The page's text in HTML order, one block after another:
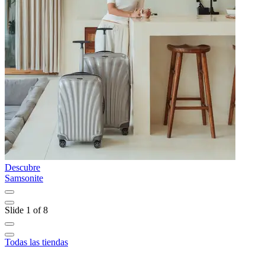
Descubre
Samsonite
Slide 1 of 8
Todas las tiendas